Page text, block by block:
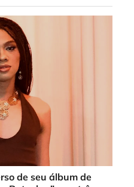
de seu álbum de